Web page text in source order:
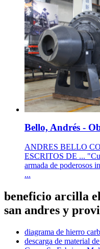
Bello, Andrés -
ANDRES BELLO
ESCRITOS DE ...
armada de poderosos
...
beneficio arcilla
san andres y
diagrama de hierro
descarga de material